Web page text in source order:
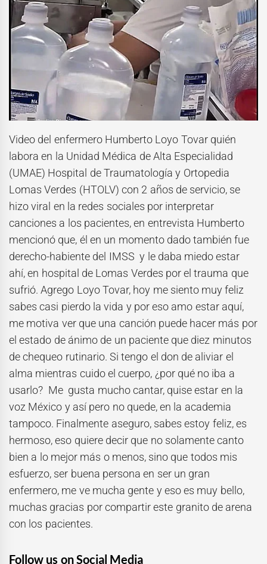
Video del enfermero Humberto Loyo Tovar quién
labora en la Unidad Médica de Alta Especialidad
(UMAE) Hospital de Traumatología y Ortopedia
Lomas Verdes (HTOLV) con 2 años de servicio, se
hizo viral en la redes sociales por interpretar
canciones a los pacientes, en entrevista Humberto
mencionó que, él en un momento dado también fue
derecho-habiente del IMSS y le daba miedo estar
ahí, en hospital de Lomas Verdes por el trauma que
sufrió. Agrego Loyo Tovar, hoy me siento muy feliz
sabes casi pierdo la vida y por eso amo estar aquí,
me motiva ver que una canción puede hacer más por
el estado de ánimo de un paciente que diez minutos
de chequeo rutinario. Si tengo el don de aliviar el
alma mientras cuido el cuerpo, ¿por qué no iba a
usarlo? Me gusta mucho cantar, quise estar en la
voz México y así pero no quede, en la academia
tampoco. Finalmente aseguro, sabes estoy feliz, es
hermoso, eso quiere decir que no solamente canto
bien a lo mejor más o menos, sino que todos mis
esfuerzo, ser buena persona en ser un gran
enfermero, me ve mucha gente y eso es muy bello,
muchas gracias por compartir este granito de arena
con los pacientes.
Follow us on Social Media